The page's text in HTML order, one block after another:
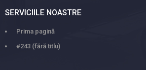
SERVICIILE NOASTRE
Prima pagină
#243 (fără titlu)